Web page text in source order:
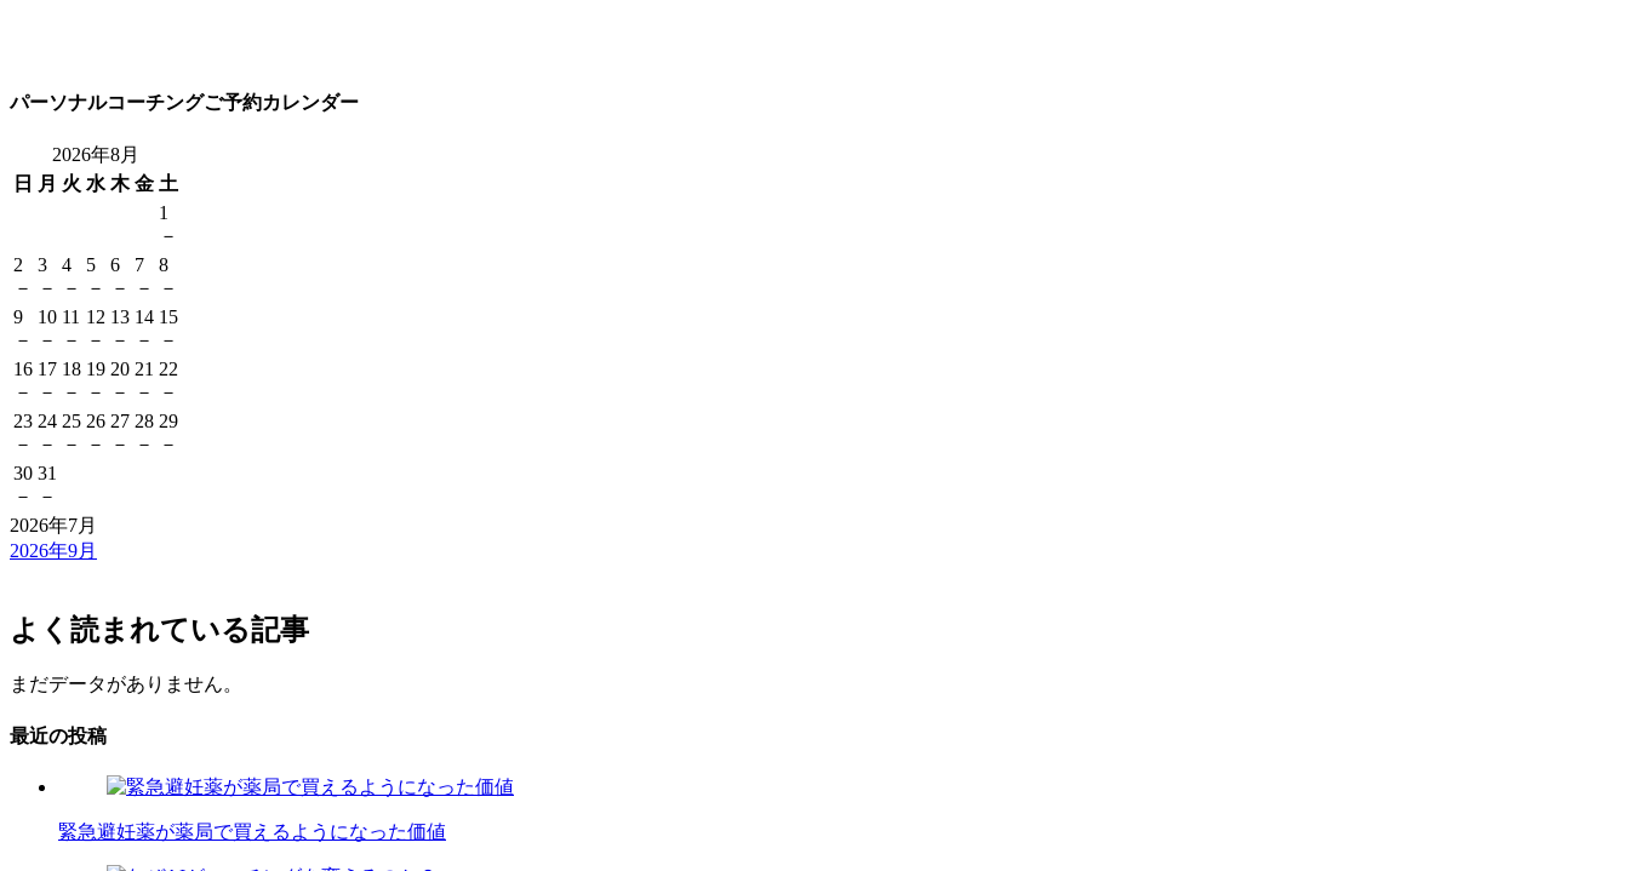
パーソナルコーチングご予約カレンダー
2026年8月
日
月 火 水 木 金 土
1
－
2
－
3
－
4
－
5
－
6
－
7
－
8
－
9
－
10
－
11
－
12
－
13
－
14
－
15
－
16
－
17
－
18
－
19
－
20
－
21
－
22
－
23
－
24
－
25
－
26
－
27
－
28
－
29
－
30
－
31
－
2026年7月
2026年9月
よく読まれている記事
まだデータがありません。
最近の投稿
緊急避妊薬が薬局で買えるようになった価値